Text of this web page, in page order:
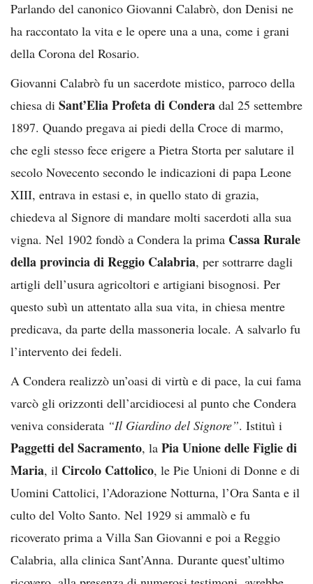
Parlando del canonico Giovanni Calabrò, don Denisi ne
ha raccontato la vita e le opere una a una, come i grani
della Corona del Rosario.
Giovanni Calabrò fu un sacerdote mistico, parroco della
chiesa di Sant’Elia Profeta di Condera dal 25 settembre
1897. Quando pregava ai piedi della Croce di marmo,
che egli stesso fece erigere a Pietra Storta per salutare il
secolo Novecento secondo le indicazioni di papa Leone
XIII, entrava in estasi e, in quello stato di grazia,
chiedeva al Signore di mandare molti sacerdoti alla sua
vigna. Nel 1902 fondò a Condera la prima Cassa Rurale
della provincia di Reggio Calabria, per sottrarre dagli
artigli dell’usura agricoltori e artigiani bisognosi. Per
questo subì un attentato alla sua vita, in chiesa mentre
predicava, da parte della massoneria locale. A salvarlo fu
l’intervento dei fedeli.
A Condera realizzò un’oasi di virtù e di pace, la cui fama
varcò gli orizzonti dell’arcidiocesi al punto che Condera
veniva considerata “Il Giardino del Signore”. Istituì i
Paggetti del Sacramento, la Pia Unione delle Figlie di
Maria, il Circolo Cattolico, le Pie Unioni di Donne e di
Uomini Cattolici, l’Adorazione Notturna, l’Ora Santa e il
culto del Volto Santo. Nel 1929 si ammalò e fu
ricoverato prima a Villa San Giovanni e poi a Reggio
Calabria, alla clinica Sant’Anna. Durante quest’ultimo